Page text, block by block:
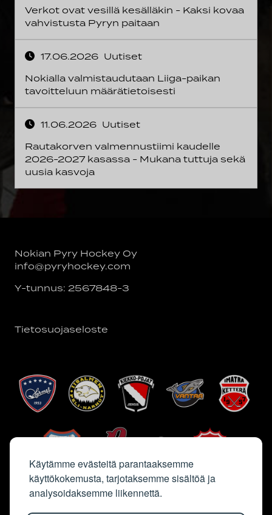
Käytämme evästeitä parantaaksemme
käyttökokemusta, tarjotaksemme sisältöä ja
analysoidaksemme liikennettä.
Verkot ovat vesillä kesälläkin - Kaksi kovaa
vahvistusta Pyryn paitaan
17.06.2026 Uutiset
Nokialla valmistaudutaan Liiga-paikan
tavoitteluun määrätietoisesti
11.06.2026 Uutiset
Rautakorven valmennustiimi kaudelle
2026-2027 kasassa - Mukana tuttuja sekä
uusia kasvoja
Nokian Pyry Hockey Oy
info@pyryhockey.com
Y-tunnus: 2567848-3
Tietosuojaseloste